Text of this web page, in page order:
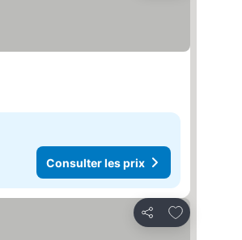
Consulter les prix
Partager
Ajouter à